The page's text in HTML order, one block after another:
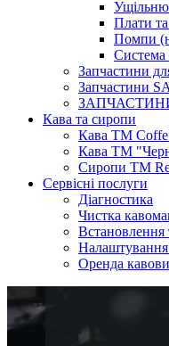
Плати та
Помпи
Система
Запчастини
Запчастини
Кава та сиропи
Кава ТМ
Кава ТМ
Сиропи ТМ
Сервісні послуги
Діагностика
Чистка
Встановлення
Оренда